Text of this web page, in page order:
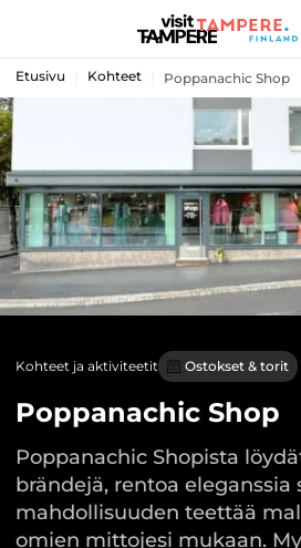
Etusivu Kohteet Poppanachic Shop
Kohteet ja aktiviteetit Ostokset & torit
Poppanachic Shop
Poppanachic Shopista
brändejä, rentoa eleganssia
mahdollisuuden teettää
omien mittojesi mukaan.